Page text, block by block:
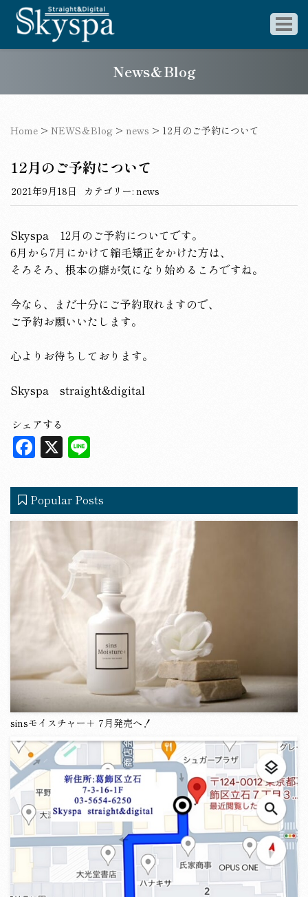
News＆Blog
Home > NEWS＆Blog > news > 12月のご予約について
12月のご予約について
2021年9月18日 カテゴリー:news
Skyspa 12月のご予約についてです。
6月から7月にかけて縮毛矯正をかけた方は、
そろそろ、根本の癖が気になり始めるころですね。
今なら、まだ十分にご予約取れますので、
ご予約お願いいたします。
心よりお待ちしております。
Skyspa straight&digital
シェアする
F
a
c
e
b
o
o
X
e
Popular Posts
sinsモイスチャー＋ 7月発売へ！